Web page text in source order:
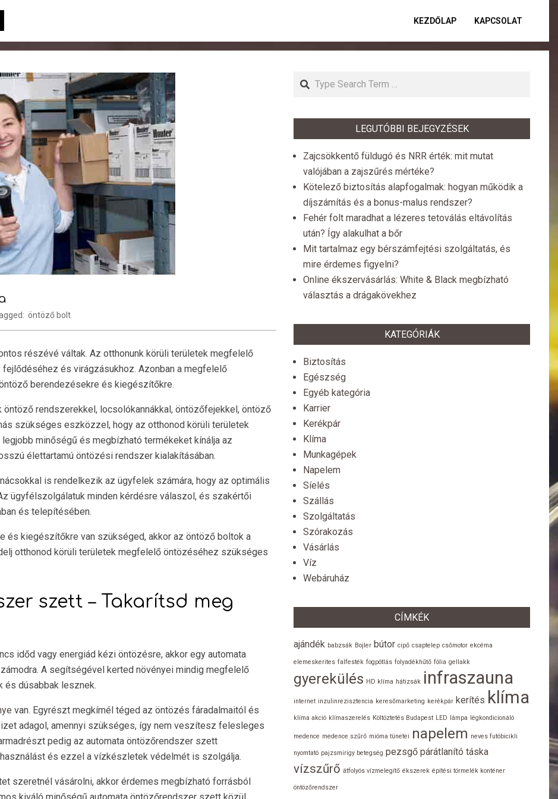
KEZDŐLAP KAPCSOLAT
öntöző bolt
részévé váltak. Az otthonunk körüli területek megfelelő
és virágzásukhoz. Azonban a megfelelő
berendezésekre és kiegészítőkre.
öntöző rendszerekkel, locsolókannákkal, öntözőfejekkel, öntöző
szükséges eszközzel, hogy az otthonod körüli területek
minőségű és megbízható termékeket kínálja az
élettartamú öntözési rendszer kialakításában.
is rendelkezik az ügyfelek számára, hogy az optimális
ügyfélszolgálatuk minden kérdésre válaszol, és szakértői
és telepítésében.
és kiegészítőkre van szükséged, akkor az öntöző boltok a
otthonod körüli területek megfelelő öntözéséhez szükséges
szett – Takarítsd meg
időd vagy energiád kézi öntözésre, akkor egy automata
A segítségével kerted növényei mindig megfelelő
és dúsabbak lesznek.
van. Egyrészt megkímél téged az öntözés fáradalmaitól és
adagol, amennyi szükséges, így nem veszítesz felesleges
pedig az automata öntözőrendszer szett
és ezzel a vízkészletek védelmét is szolgálja.
szeretnél vásárolni, akkor érdemes megbízható forrásból
Search
LEGUTÓBBI BEJEGYZÉSEK
Zajcsökkentő füldugó és NRR érték: mit mutat
valójában a zajszűrés mértéke?
Kötelező biztosítás alapfogalmak: hogyan működik a
díjszámítás és a bonus-malus rendszer?
Fehér folt maradhat a lézeres tetoválás eltávolítás
után? Így alakulhat a bőr
Mit tartalmaz egy bérszámfejtési szolgáltatás, és
mire érdemes figyelni?
Online ékszervásárlás: White & Black megbízható
választás a drágakövekhez
KATEGÓRIÁK
Biztosítás
Egészség
Egyéb kategória
Karrier
Kerékpár
Klíma
Munkagépek
Napelem
Síelés
Szállás
Szolgáltatás
Szórakozás
Vásárlás
Víz
Webáruház
CÍMKÉK
ajándék babzsák Bojler bútor cipő csaptelep csőmotor ekcéma
elemeskerites falfesték fogpótlás folyadékhűtő fólia gellakk
gyerekülés HD klíma hátizsák infraszauna
internet inzulinrezisztencia keresőmarketing kerékpár kerítés klíma
klíma akció klímaszerelés Költöztetés Budapest LED lámpa légkondicionáló
medence medence szűrő mióma tünetei napelem neves futóbicikli
nyomtató pajzsmirigy betegség pezsgő párátlanító táska
vízszűrő átfolyós vízmelegítő ékszerek építési törmelék konténer
öntözőrendszer